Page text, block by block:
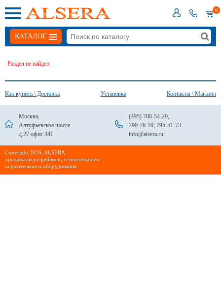
0
КАТАЛОГ
Раздел не найден
Как купить \ Доставка Установка Контакты \ Магазин
Москва,
Алтуфьевское шоссе
д.27 офис 341
(495) 788-54-29,
790-76-10, 795-51-73
info@alsera.ru
Сopyright 2026, ALSERA:
продажа водогрейного, отопительного,
осушительного оборудования